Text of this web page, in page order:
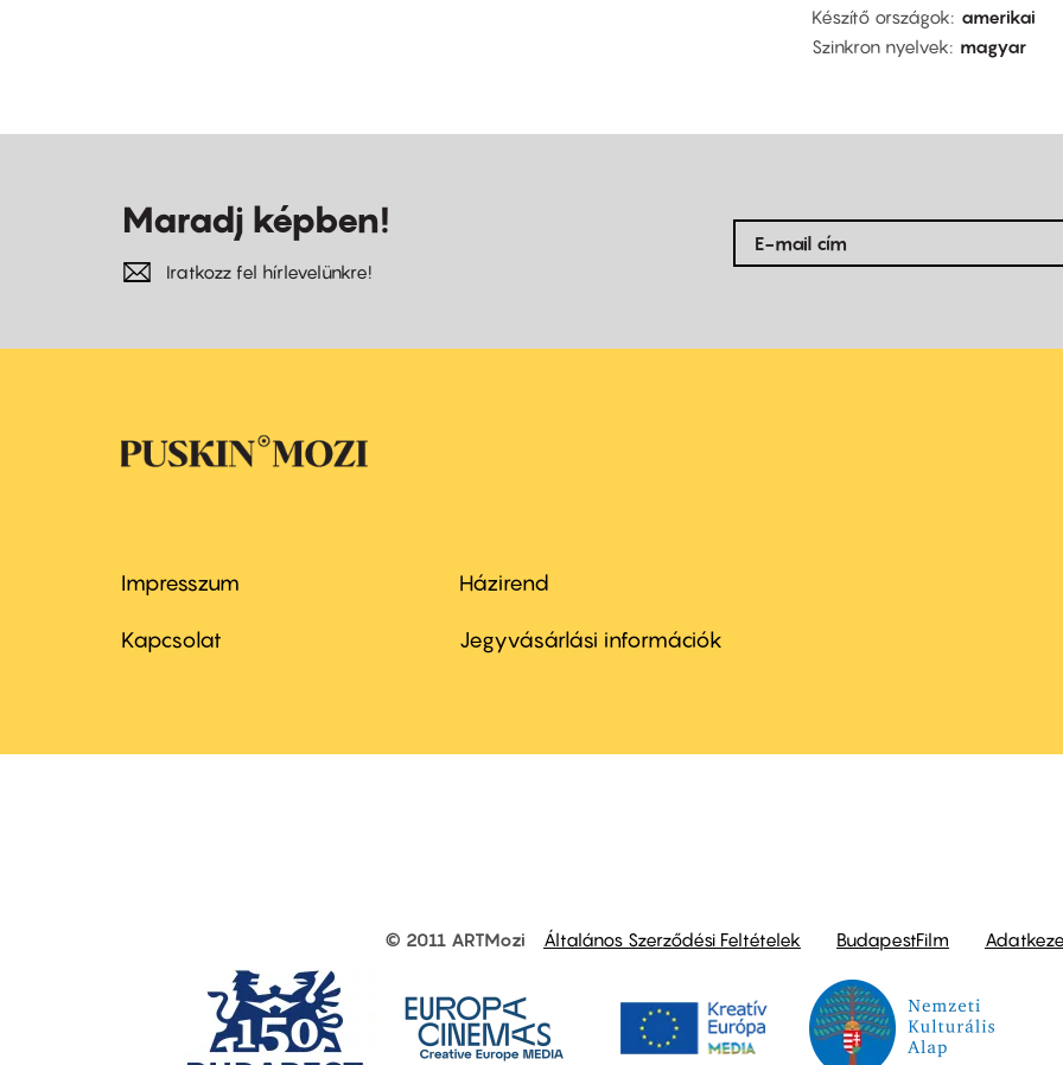
Készítő országok
amerikai
Szinkron nyelvek
magyar
Maradj képben!
Iratkozz fel hírlevelünkre!
Footer
menu
Impresszum
Kapcsolat
Footer
menu
Házirend
Jegyvásárlási információk
other
© 2011 ARTMozi Általános Szerződési Feltételek BudapestFilm